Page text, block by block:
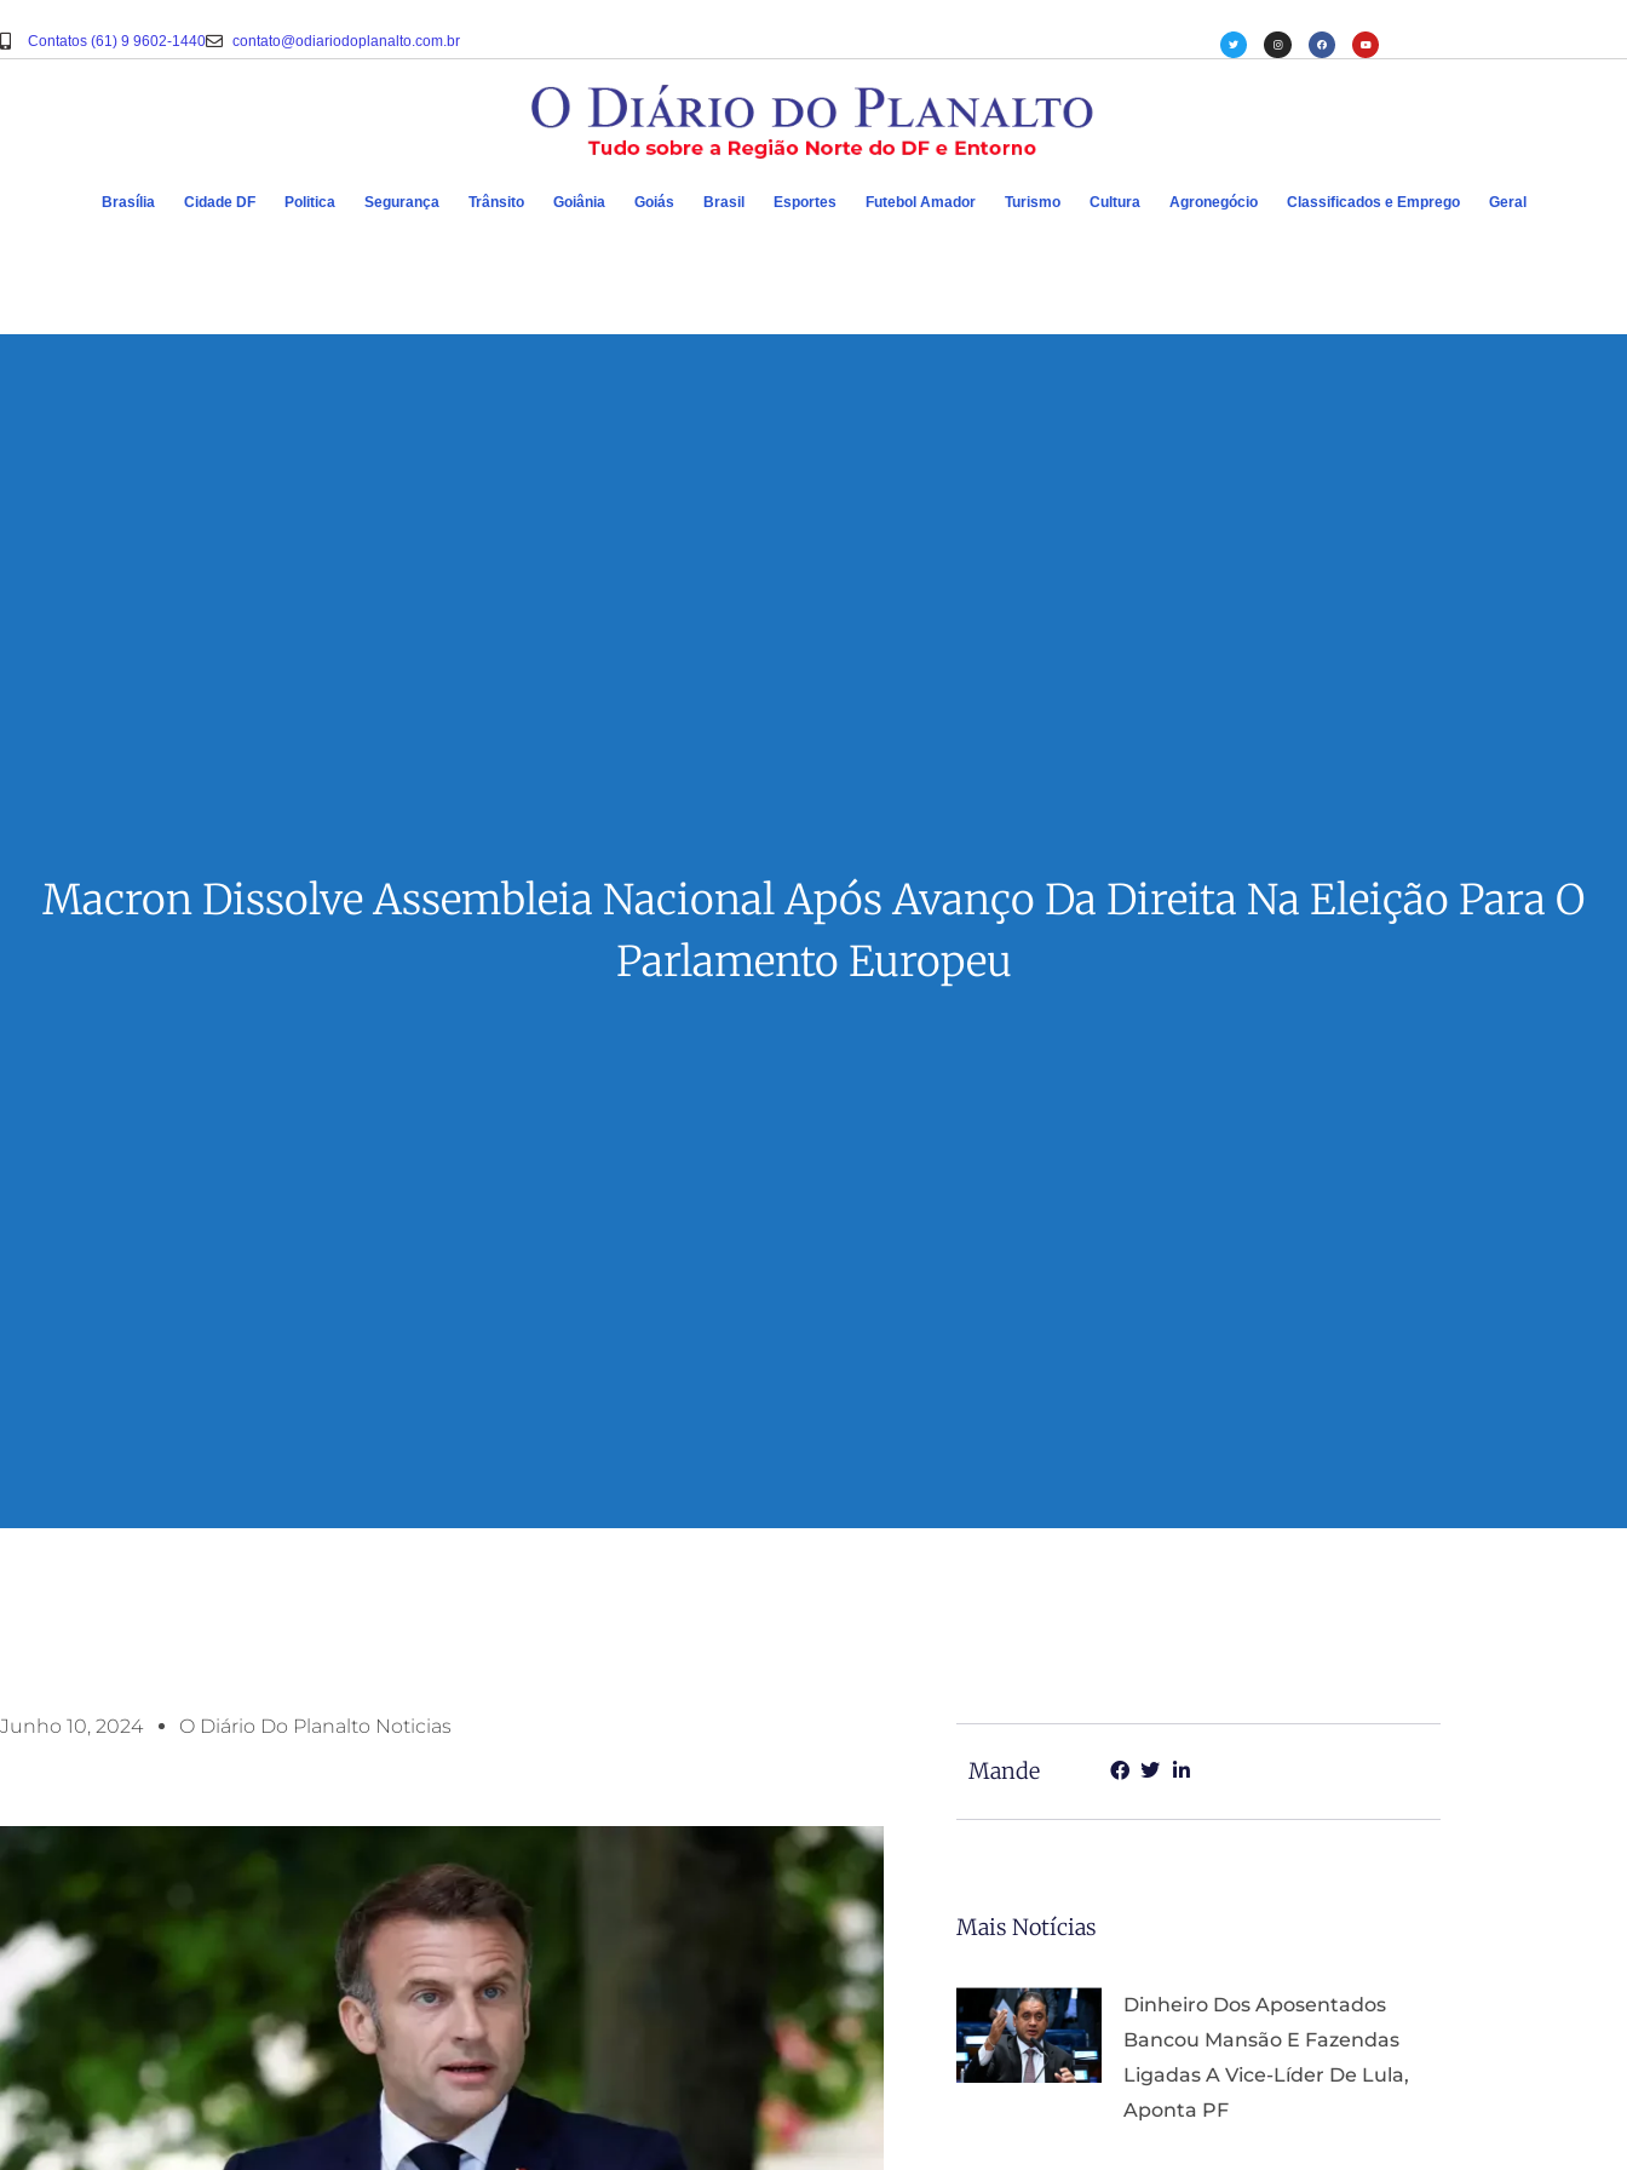
Contatos (61) 9 9602-1440 contato@odiariodoplanalto.com.br
Brasília Cidade DF Politica Segurança Trânsito Goiânia Goiás Brasil Esportes Futebol Amador Turismo Cultura Agronegócio Classificados e Emprego Geral
Macron Dissolve Assembleia Nacional Após Avanço Da Direita Na Eleição Para O
Parlamento Europeu
Junho 10, 2024 O Diário Do Planalto Noticias
Mande
Mais Notícias
Dinheiro Dos Aposentados
Bancou Mansão E Fazendas
Ligadas A Vice-Líder De Lula,
Aponta PF